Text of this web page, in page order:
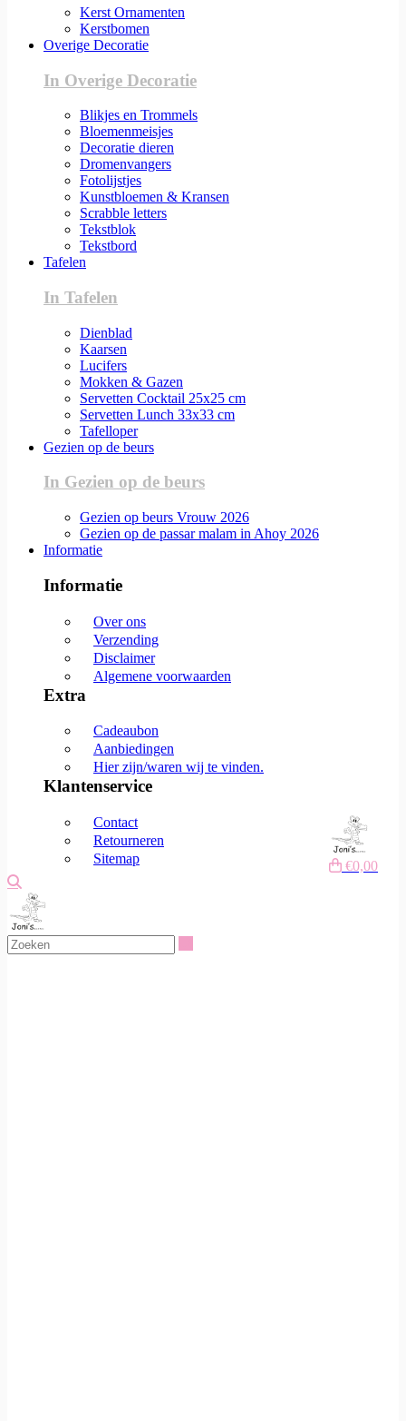
Kerst Ornamenten
Kerstbomen
Overige Decoratie
In Overige Decoratie
Blikjes en Trommels
Bloemenmeisjes
Decoratie dieren
Dromenvangers
Fotolijstjes
Kunstbloemen & Kransen
Scrabble letters
Tekstblok
Tekstbord
Tafelen
In Tafelen
Dienblad
Kaarsen
Lucifers
Mokken & Gazen
Servetten Cocktail 25x25 cm
Servetten Lunch 33x33 cm
Tafelloper
Gezien op de beurs
In Gezien op de beurs
Gezien op beurs Vrouw 2026
Gezien op de passar malam in Ahoy 2026
Informatie
Informatie
Over ons
Verzending
Disclaimer
Algemene voorwaarden
Extra
Cadeaubon
Aanbiedingen
Hier zijn/waren wij te vinden.
Klantenservice
Contact
Retourneren
Sitemap
€0,00